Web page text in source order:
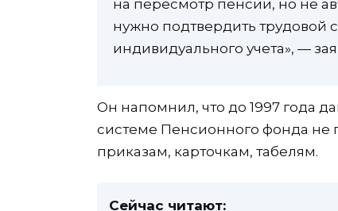
на пересмотр пенсии, но не
нужно подтвердить трудовой
индивидуального учета», —
Он напомнил, что до 1997 года
системе Пенсионного фонда не
приказам, карточкам, табелям.
Сейчас читают: